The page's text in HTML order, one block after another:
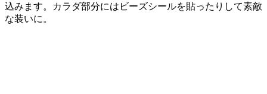
込みます。カラダ部分にはビーズシールを貼ったりして素敵
な装いに。